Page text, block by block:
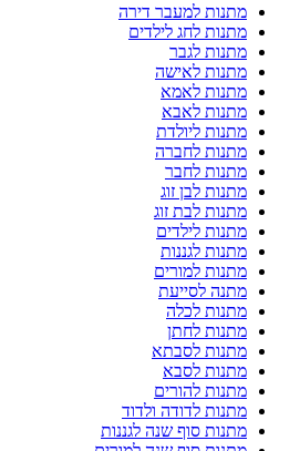
מתנות למעבר דירה
מתנות לחג לילדים
מתנות לגבר
מתנות לאישה
מתנות לאמא
מתנות לאבא
מתנות ליולדת
מתנות לחברה
מתנות לחבר
מתנות לבן זוג
מתנות לבת זוג
מתנות לילדים
מתנות לגננות
מתנות למורים
מתנה לסייעת
מתנות לכלה
מתנות לחתן
מתנות לסבתא
מתנות לסבא
מתנות להורים
מתנות לדודה ולדוד
מתנות סוף שנה לגננות